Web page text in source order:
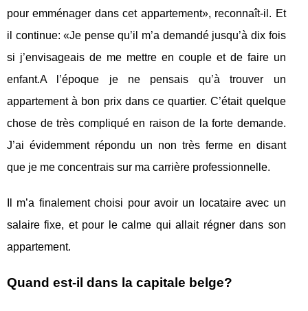
pour emménager dans cet appartement», reconnaît-il. Et
il continue: «Je pense qu’il m’a demandé jusqu’à dix fois
si j’envisageais de me mettre en couple et de faire un
enfant.A l’époque je ne pensais qu’à trouver un
appartement à bon prix dans ce quartier. C’était quelque
chose de très compliqué en raison de la forte demande.
J’ai évidemment répondu un non très ferme en disant
que je me concentrais sur ma carrière professionnelle.
Il m’a finalement choisi pour avoir un locataire avec un
salaire fixe, et pour le calme qui allait régner dans son
appartement.
Quand est-il dans la capitale belge?